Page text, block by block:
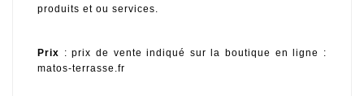
produits et ou services.
Prix : prix de vente indiqué sur la boutique en ligne :
matos-terrasse.fr